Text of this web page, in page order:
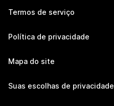
Termos de serviço
Política de privacidade
Mapa do site
Suas escolhas de privacidade